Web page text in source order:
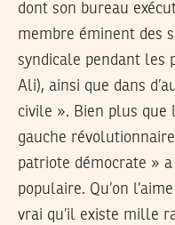
dont son bureau
membre éminent des
syndicale pendant les
Ali), ainsi que dans
civile ». Bien plus que
gauche
patriote démocrate »
populaire. Qu’on
vrai qu’il existe mille